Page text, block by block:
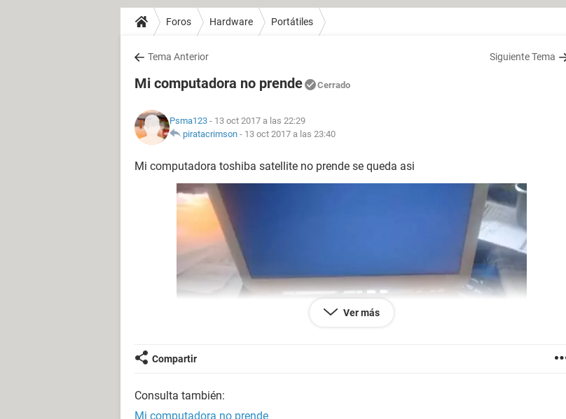
Foros Hardware Portátiles
Tema Anterior Siguiente Tema
Mi computadora no prende Cerrado
Psma123 - 13 oct 2017 a las 22:29
piratacrimson - 13 oct 2017 a las 23:40
Mi computadora toshiba satellite no prende se queda asi
Ver más
Compartir
Consulta también:
Mi computadora no prende